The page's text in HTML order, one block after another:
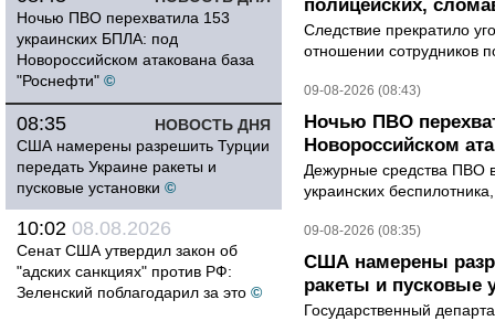
Ночью ПВО перехватила 153
украинских БПЛА: под
Новороссийском атакована база
"Роснефти" ©
НОВОСТЬ ДНЯ
08:35
США намерены разрешить Турции
передать Украине ракеты и
пусковые установки ©
10:02 08.08.2026
Сенат США утвердил закон об
"адских санкциях" против РФ:
Зеленский поблагодарил за это ©
полицейских,
Следствие прекратило
отношении сотрудников
09-08-2026 (08:43)
Ночью ПВО
Новороссийском
Дежурные средства ПВО
украинских
09-08-2026 (08:35)
США намерены
ракеты и пусковые
Государственный